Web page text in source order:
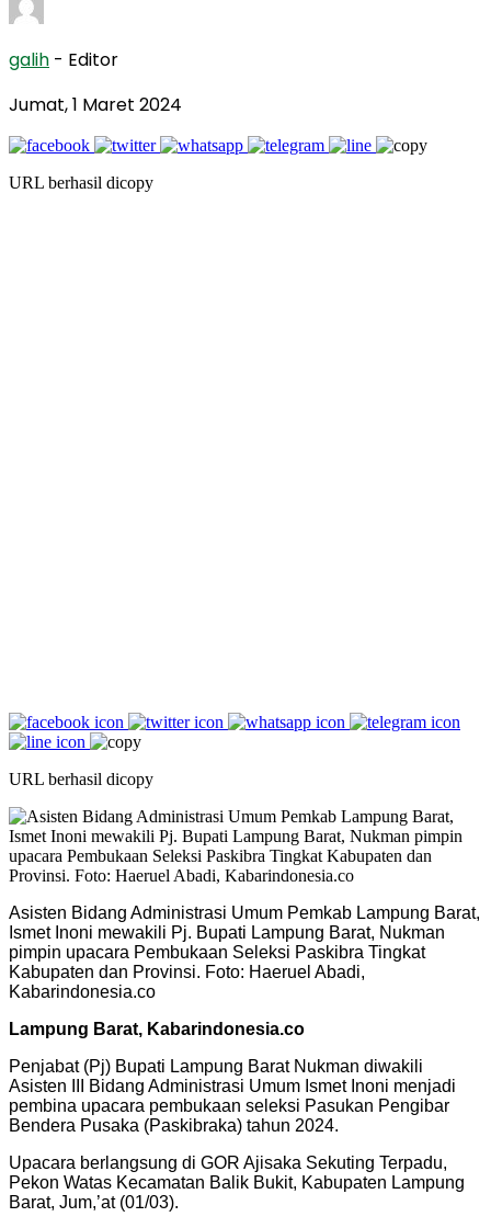
galih - Editor
Jumat, 1 Maret 2024
URL berhasil dicopy
URL berhasil dicopy
Asisten Bidang Administrasi Umum Pemkab Lampung Barat,
Ismet Inoni mewakili Pj. Bupati Lampung Barat, Nukman
pimpin upacara Pembukaan Seleksi Paskibra Tingkat
Kabupaten dan Provinsi. Foto: Haeruel Abadi,
Kabarindonesia.co
Lampung Barat, Kabarindonesia.co
Penjabat (Pj) Bupati Lampung Barat Nukman diwakili
Asisten III Bidang Administrasi Umum Ismet Inoni menjadi
pembina upacara pembukaan seleksi Pasukan Pengibar
Bendera Pusaka (Paskibraka) tahun 2024.
Upacara berlangsung di GOR Ajisaka Sekuting Terpadu,
Pekon Watas Kecamatan Balik Bukit, Kabupaten Lampung
Barat, Jum,’at (01/03).